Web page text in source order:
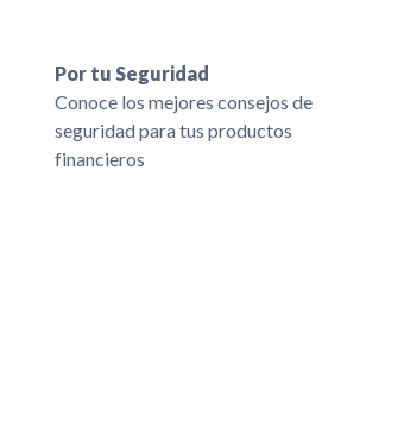
Por tu Seguridad
Conoce los mejores consejos de
seguridad para tus productos
financieros